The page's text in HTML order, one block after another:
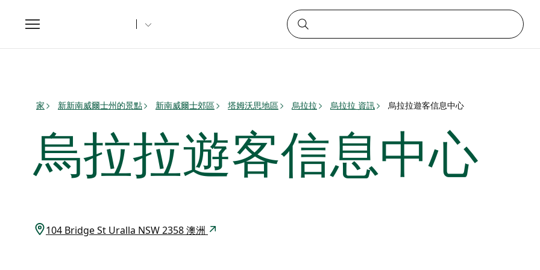
Toggle
navigation
家 新新南威爾士州的景點 新南威爾士郊區 塔姆沃思地區 烏拉拉 烏拉拉 資訊 烏拉拉遊客信息中心
烏拉拉遊客信息中心
104 Bridge St Uralla NSW 2358 澳洲